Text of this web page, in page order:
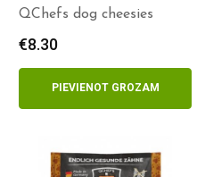
QChefs dog cheesies
€8.30
PIEVIENOT GROZAM